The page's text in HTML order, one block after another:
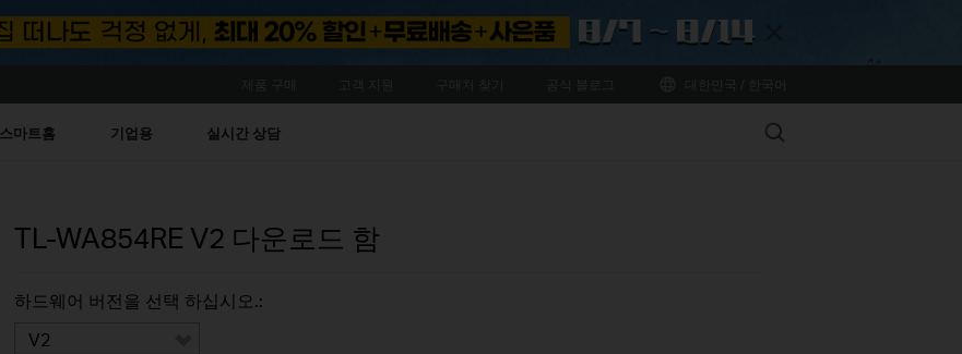
스마트홈 기업용 실시간 상담 Search
TL-WA854RE V2 다운로드 함
하드웨어 버전을 선택 하십시오.:
V2